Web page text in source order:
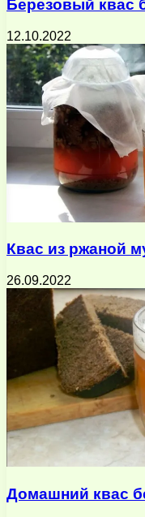
Березовый квас
12.10.2022
Квас из ржаной
26.09.2022
Домашний квас